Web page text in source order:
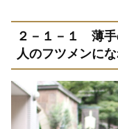
２－１－１ 薄手
人のフツメンに